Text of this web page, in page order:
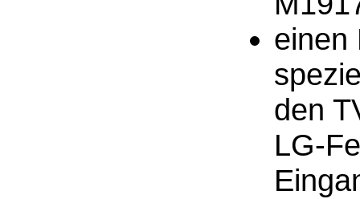
einen
den
LG-